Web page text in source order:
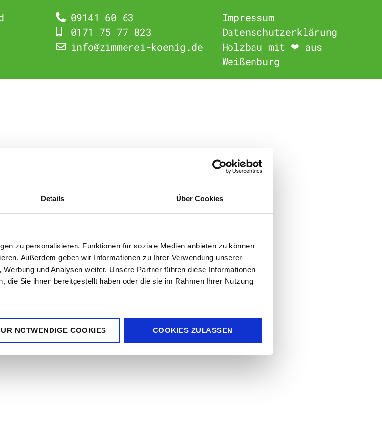
Details Über Cookies
zu personalisieren, Funktionen für soziale Medien anbieten zu können
Außerdem geben wir Informationen zu Ihrer Verwendung unserer
und Analysen weiter. Unsere Partner führen diese Informationen
die Sie ihnen bereitgestellt haben oder die sie im Rahmen Ihrer Nutzung
NOTWENDIGE COOKIES COOKIES ZULASSEN
09141 60 63
0171 75 77 823
info@zimmerei-koenig.de
Impressum
Datenschutzerklärung
Holzbau mit ❤ aus
Weißenburg